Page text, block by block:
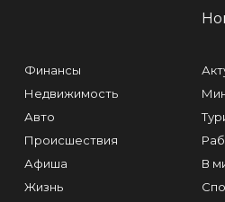
Финансы
Недвижимость
Авто
Происшествия
Афиша
Жизнь
В